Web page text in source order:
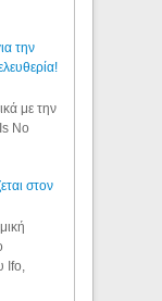
την
με την
No
στον
Ifo,